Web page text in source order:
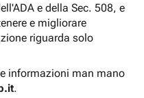
e della Sec. 508, e
e migliorare
riguarda solo
informazioni man mano
.